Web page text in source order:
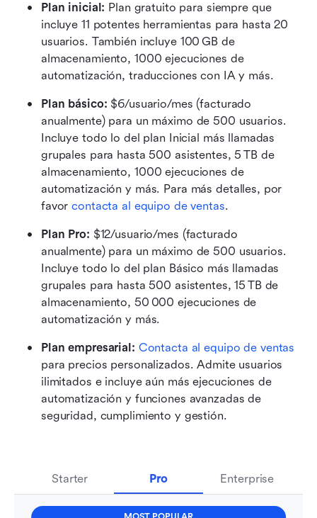
Plan inicial: Plan gratuito para siempre que
incluye 11 potentes herramientas para hasta 20
usuarios. También incluye 100 GB de
almacenamiento, 1000 ejecuciones de
automatización, traducciones con IA y más.
Plan básico: $6/usuario/mes (facturado
anualmente) para un máximo de 500 usuarios.
Incluye todo lo del plan Inicial más llamadas
grupales para hasta 500 asistentes, 5 TB de
almacenamiento, 1000 ejecuciones de
automatización y más. Para más detalles, por
favor contacta al equipo de ventas.
Plan Pro: $12/usuario/mes (facturado
anualmente) para un máximo de 500 usuarios.
Incluye todo lo del plan Básico más llamadas
grupales para hasta 500 asistentes, 15 TB de
almacenamiento, 50 000 ejecuciones de
automatización y más.
Plan empresarial: Contacta al equipo de ventas
para precios personalizados. Admite usuarios
ilimitados e incluye aún más ejecuciones de
automatización y funciones avanzadas de
seguridad, cumplimiento y gestión.
Starter Pro Enterprise